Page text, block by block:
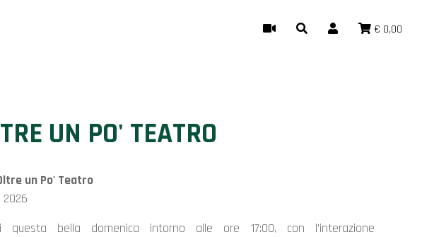
€ 0,00
UN PO' TEATRO
un Po' Teatro
questa bella domenica intorno alle ore 17:00, con l'interazione